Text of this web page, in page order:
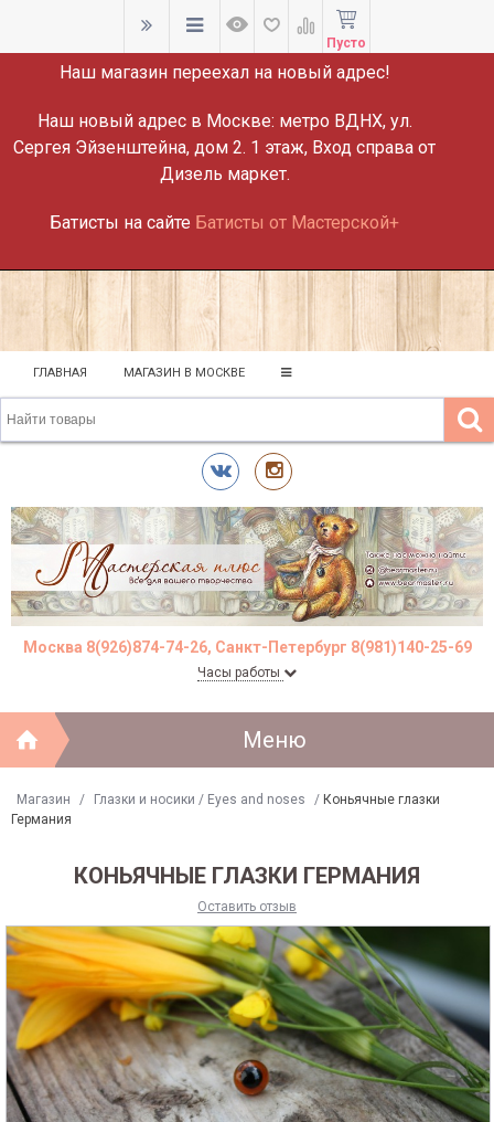
ВНИМАНИЕ!
Наш магазин переехал на новый адрес!
Наш новый адрес в Москве: метро ВДНХ, ул.
Сергея Эйзенштейна, дом 2. 1 этаж, Вход справа от
Дизель маркет.
Батисты на сайте Батисты от Мастерской+
Пусто
ГЛАВНАЯ МАГАЗИН В МОСКВЕ
Москва 8(926)874-74-26, Санкт-Петербург 8(981)140-25-69
Часы работы
Меню
Магазин / Глазки и носики / Eyes and noses / Коньячные глазки
Германия
КОНЬЯЧНЫЕ ГЛАЗКИ ГЕРМАНИЯ
Оставить отзыв